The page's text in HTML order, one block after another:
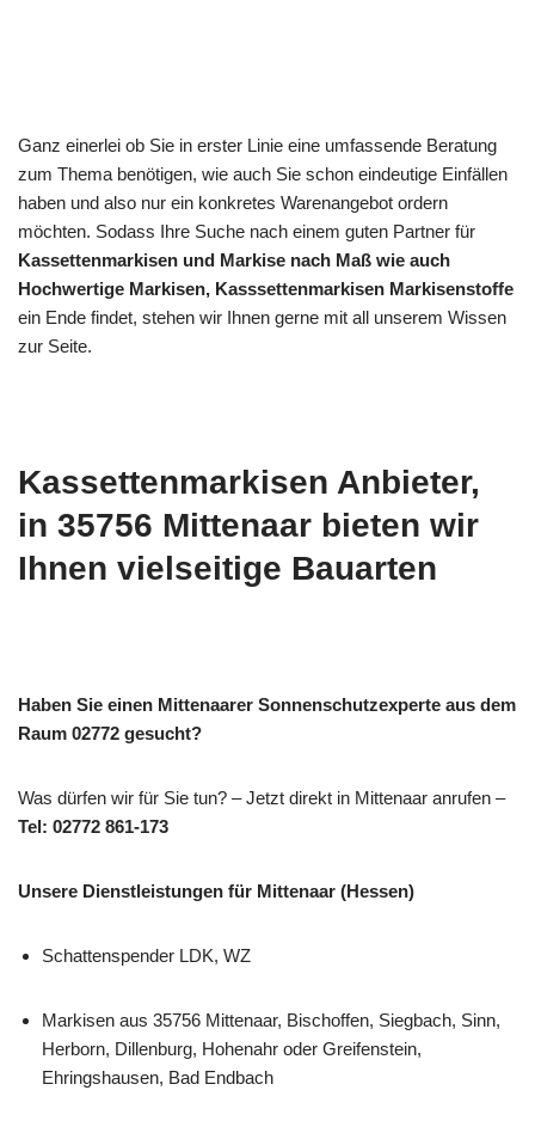
Ganz einerlei ob Sie in erster Linie eine umfassende Beratung
zum Thema benötigen, wie auch Sie schon eindeutige Einfällen
haben und also nur ein konkretes Warenangebot ordern
möchten. Sodass Ihre Suche nach einem guten Partner für
Kassettenmarkisen und Markise nach Maß wie auch
Hochwertige Markisen, Kasssettenmarkisen Markisenstoffe
ein Ende findet, stehen wir Ihnen gerne mit all unserem Wissen
zur Seite.
Kassettenmarkisen Anbieter,
in 35756 Mittenaar bieten wir
Ihnen vielseitige Bauarten
Haben Sie einen Mittenaarer Sonnenschutzexperte aus dem
Raum 02772 gesucht?
Was dürfen wir für Sie tun? – Jetzt direkt in Mittenaar anrufen –
Tel: 02772 861-173
Unsere Dienstleistungen für Mittenaar (Hessen)
Schattenspender LDK, WZ
Markisen aus 35756 Mittenaar, Bischoffen, Siegbach, Sinn,
Herborn, Dillenburg, Hohenahr oder Greifenstein,
Ehringshausen, Bad Endbach